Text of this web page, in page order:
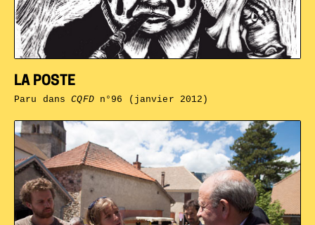
LA POSTE
Paru dansCQFDn°96 (janvier 2012)